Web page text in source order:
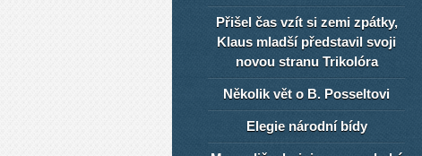
Přišel čas vzít si zemi zpátky,
Klaus mladší představil svoji
novou stranu Trikolóra
Několik vět o B. Posseltovi
Elegie národní bídy